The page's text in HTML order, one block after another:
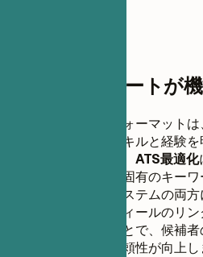
このテンプレートが
この職務経歴書のフォーマット
に関連する主要なスキルと経験
ATS最適化
定量的な実績、業界固有のキー
採用担当者と自動システムの両
す。さらに、プロフィールのリ
サイト）を含めることで、候補
括的に把握でき、信頼性が向上し